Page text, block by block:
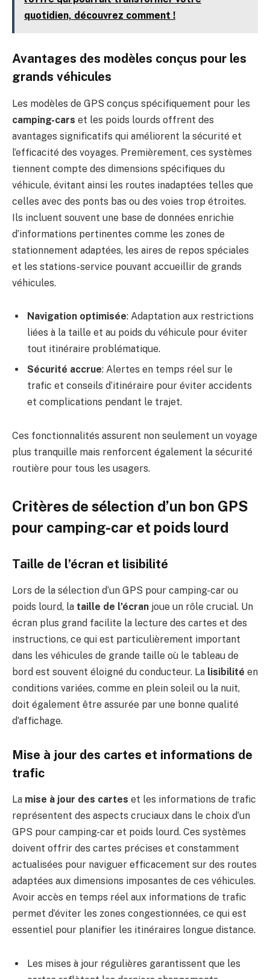
quotidien, découvrez comment !
Avantages des modèles conçus pour les
grands véhicules
Les modèles de GPS conçus spécifiquement pour les
camping-cars et les poids lourds offrent des
avantages significatifs qui améliorent la sécurité et
l’efficacité des voyages. Premièrement, ces systèmes
tiennent compte des dimensions spécifiques du
véhicule, évitant ainsi les routes inadaptées telles que
celles avec des ponts bas ou des voies trop étroites.
Ils incluent souvent une base de données enrichie
d’informations pertinentes comme les zones de
stationnement adaptées, les aires de repos spéciales
et les stations-service pouvant accueillir de grands
véhicules.
Navigation optimisée: Adaptation aux restrictions
liées à la taille et au poids du véhicule pour éviter
tout itinéraire problématique.
Sécurité accrue: Alertes en temps réel sur le
trafic et conseils d’itinéraire pour éviter accidents
et complications pendant le trajet.
Ces fonctionnalités assurent non seulement un voyage
plus tranquille mais renforcent également la sécurité
routière pour tous les usagers.
Critères de sélection d’un bon GPS
pour camping-car et poids lourd
Taille de l’écran et lisibilité
Lors de la sélection d’un GPS pour camping-car ou
poids lourd, la taille de l’écran joue un rôle crucial. Un
écran plus grand facilite la lecture des cartes et des
instructions, ce qui est particulièrement important
dans les véhicules de grande taille où le tableau de
bord est souvent éloigné du conducteur. La lisibilité en
conditions variées, comme en plein soleil ou la nuit,
doit également être assurée par une bonne qualité
d’affichage.
Mise à jour des cartes et informations de
trafic
La mise à jour des cartes et les informations de trafic
représentent des aspects cruciaux dans le choix d’un
GPS pour camping-car et poids lourd. Ces systèmes
doivent offrir des cartes précises et constamment
actualisées pour naviguer efficacement sur des routes
adaptées aux dimensions imposantes de ces véhicules.
Avoir accès en temps réel aux informations de trafic
permet d’éviter les zones congestionnées, ce qui est
essentiel pour planifier les itinéraires longue distance.
Les mises à jour régulières garantissent que les